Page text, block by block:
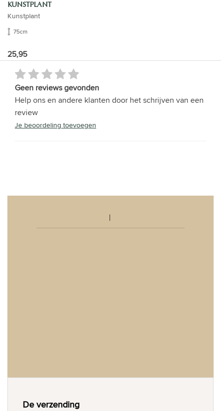
KUNSTPLANT
Kunstplant
75cm
25,95
Geen reviews gevonden
Help ons en andere klanten door het schrijven van een
review
Je beoordeling toevoegen
De verzending